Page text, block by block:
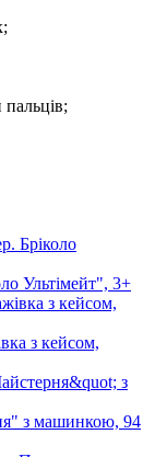
Ультiмейт", 3+
з кейсом,
з машинкою, 94